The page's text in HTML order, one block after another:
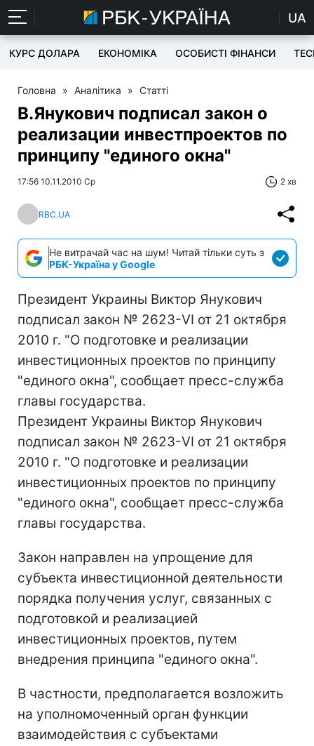
UA
КУРС ДОЛАРА ЕКОНОМІКА ОСОБИСТІ ФІНАНСИ
Головна » Аналітика » Статті
В.Янукович подписал закон о
реализации инвестпроектов по
принципу "единого окна"
17:56 10.11.2010 Ср 2 хв
RBC.UA
Не витрачай час на шум! Читай тільки суть з
РБК-Україна у Google
Президент Украины Виктор Янукович
подписал закон № 2623-VI от 21 октября
2010 г. "О подготовке и реализации
инвестиционных проектов по принципу
"единого окна", сообщает пресс-служба
главы государства.
Президент Украины Виктор Янукович
подписал закон № 2623-VI от 21 октября
2010 г. "О подготовке и реализации
инвестиционных проектов по принципу
"единого окна", сообщает пресс-служба
главы государства.
Закон направлен на упрощение для
субъекта инвестиционной деятельности
порядка получения услуг, связанных с
подготовкой и реализацией
инвестиционных проектов, путем
внедрения принципа "единого окна".
В частности, предполагается возложить
на уполномоченный орган функции
взаимодействия с субъектами